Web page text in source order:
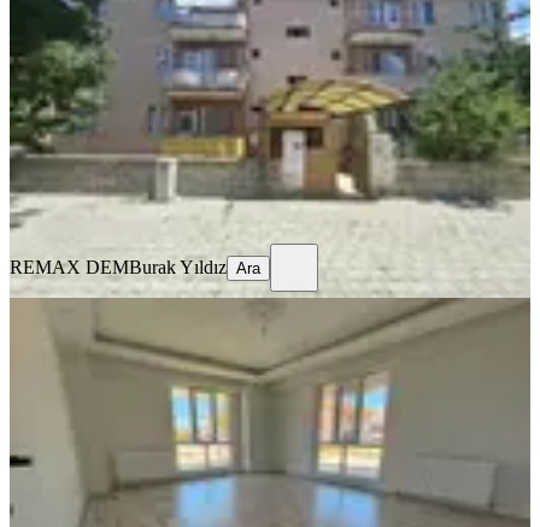
Merkez, Ergenekon Mahallesi
3+1·135 m² 3. Kat 17.07.2026
15.500 ₺
REMAX DEM Burak Yıldız
Ara
REMAX DEMBurak Yıldız Ara
🏡 Kiralık 2+1 Daire
Merkez, Kazım Karabekir Mahallesi
2+1·90 m² Düz Giriş (Zemin)
22.000 ₺